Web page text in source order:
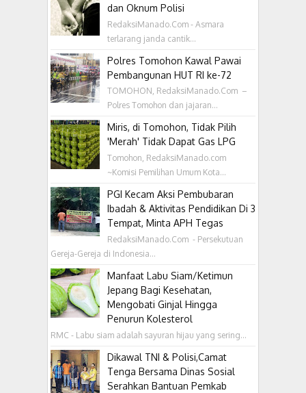
dan Oknum Polisi
RedaksiManado.Com - Asmara
terlarang janda cantik...
Polres Tomohon Kawal Pawai
Pembangunan HUT RI ke-72
TOMOHON, RedaksiManado.Com –
Polres Tomohon dan jajaran...
Miris, di Tomohon, Tidak Pilih
'Merah' Tidak Dapat Gas LPG
Tomohon, RedaksiManado.com
~Komisi Pemilihan Umum Kota...
PGI Kecam Aksi Pembubaran
Ibadah & Aktivitas Pendidikan Di 3
Tempat, Minta APH Tegas
RedaksiManado.Com - Persekutuan
Gereja-Gereja di Indonesia...
Manfaat Labu Siam/Ketimun
Jepang Bagi Kesehatan,
Mengobati Ginjal Hingga
Penurun Kolesterol
RMC - Labu siam adalah sayuran hijau yang sering...
Dikawal TNI & Polisi,Camat
Tenga Bersama Dinas Sosial
Serahkan Bantuan Pemkab